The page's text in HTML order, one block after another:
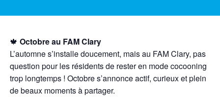
🍁 Octobre au FAM Clary
L’automne s’installe doucement, mais au FAM Clary, pas
question pour les résidents de rester en mode cocooning
trop longtemps ! Octobre s’annonce actif, curieux et plein
de beaux moments à partager.